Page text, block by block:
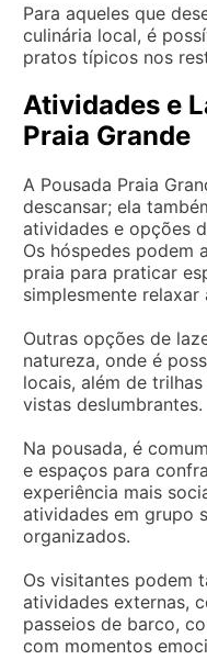
Para aqueles que
culinária local, é
pratos típicos nos
Atividades e
Praia Grande
A Pousada Praia
descansar; ela
atividades e opções
Os hóspedes podem
praia para praticar
simplesmente relaxar
Outras opções de
natureza, onde é
locais, além de
vistas deslumbrantes.
Na pousada, é
e espaços para
experiência mais
atividades em grupo
organizados.
Os visitantes podem
atividades externas,
passeios de barco,
com momentos